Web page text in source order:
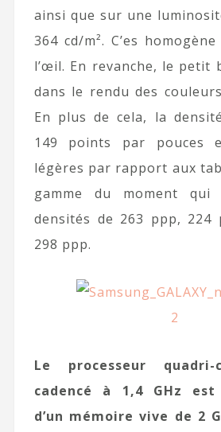
ainsi que sur une
364 cd/m². C’es
l’œil. En revanche, le petit
dans le rendu des
En plus de cela, la
149 points par pouces
légères par rapport aux
gamme du moment qui
densités de 263 ppp, 224
298 ppp.
Le processeur quadri-
cadencé à 1,4 GHz est
d’un mémoire vive de 2